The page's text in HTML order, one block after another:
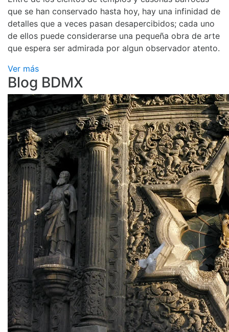
que se han conservado hasta hoy, hay una infinidad de
detalles que a veces pasan desapercibidos; cada uno
de ellos puede considerarse una pequeña obra de arte
que espera ser admirada por algun observador atento.
Ver más
Blog BDMX